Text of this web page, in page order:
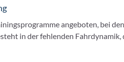
angeboten, bei
in der fehlenden